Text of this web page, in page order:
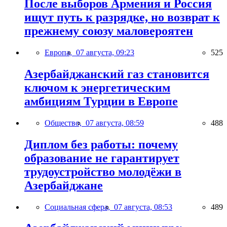
После выборов Армения и Россия
ищут путь к разрядке, но возврат к
прежнему союзу маловероятен
Европа, 07 августа, 09:23 525
Азербайджанский газ становится
ключом к энергетическим
амбициям Турции в Европе
Общество, 07 августа, 08:59 488
Диплом без работы: почему
образование не гарантирует
трудоустройство молодёжи в
Азербайджане
Социальная сфера, 07 августа, 08:53 489